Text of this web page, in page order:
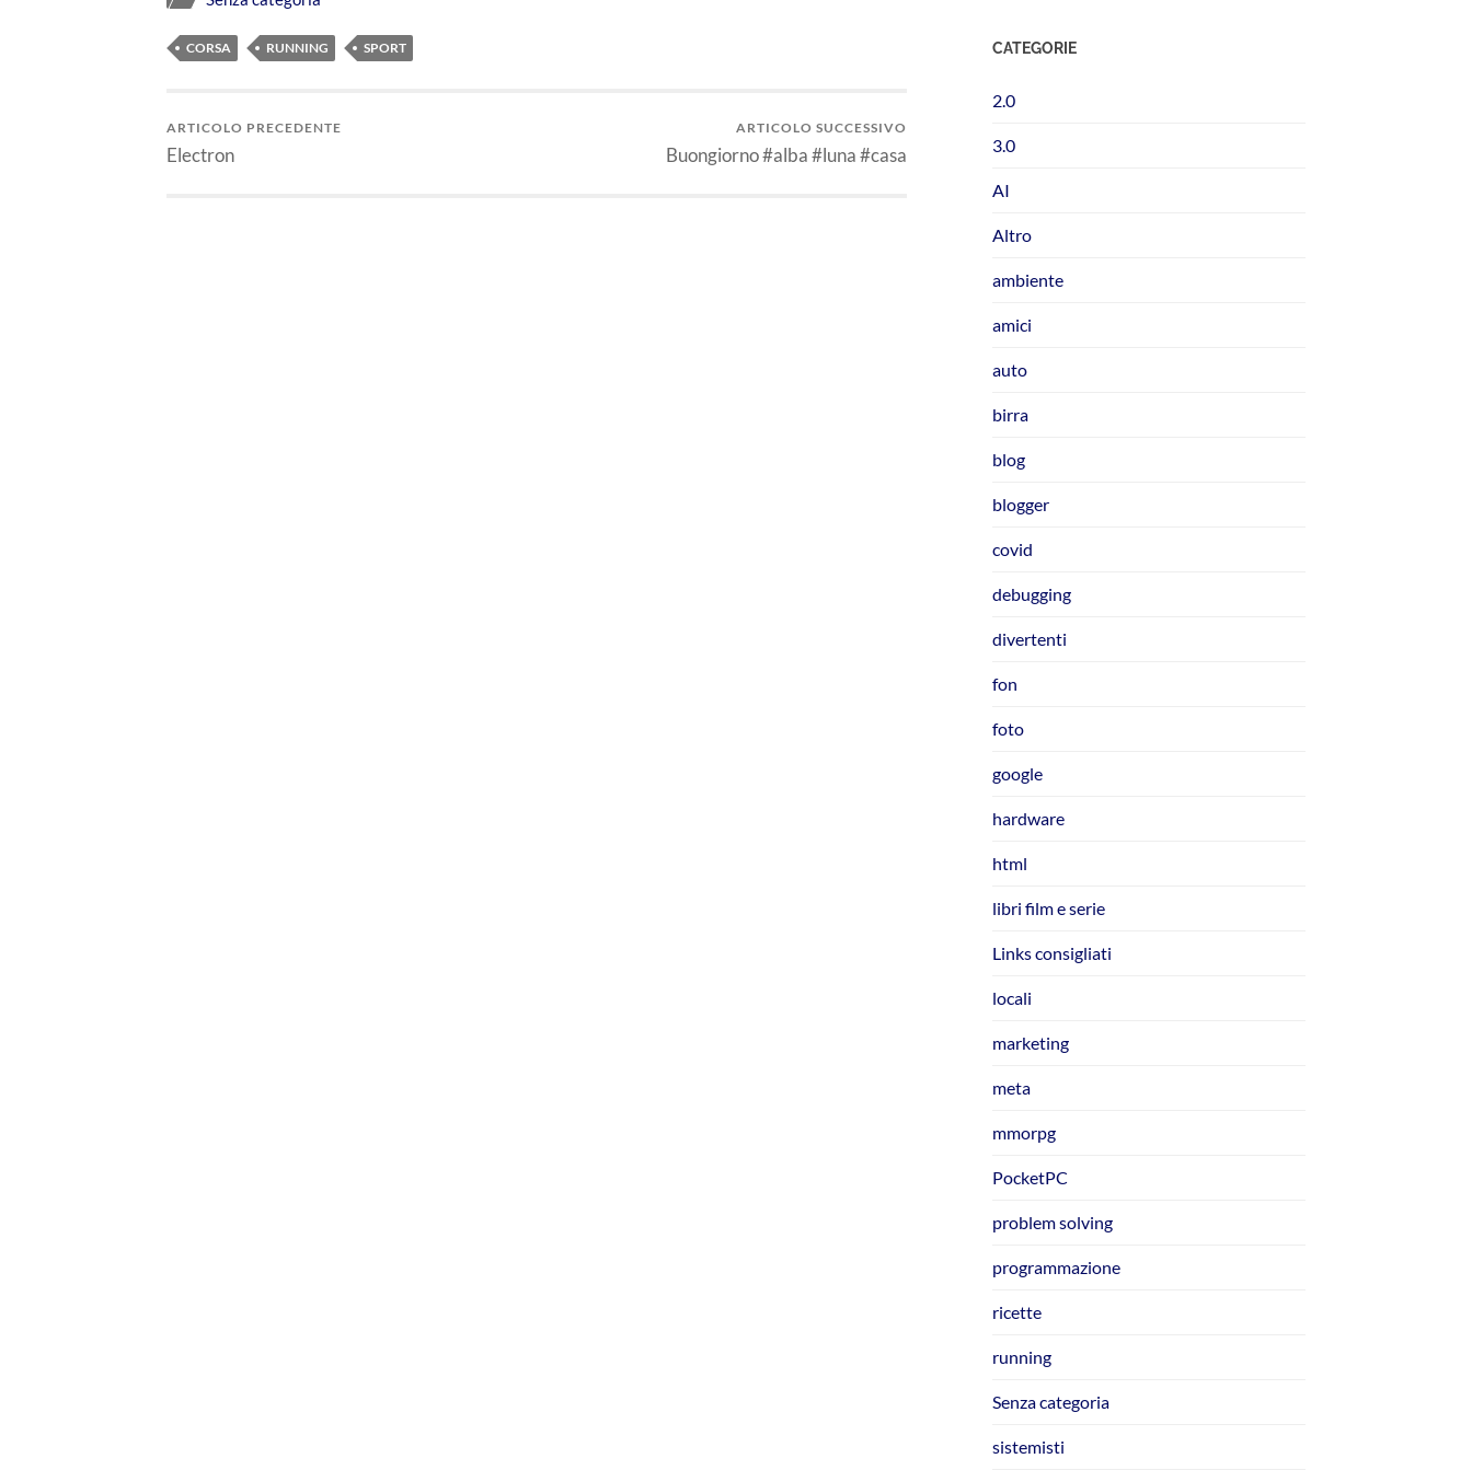
CORSA RUNNING SPORT
ARTICOLO PRECEDENTE
Electron
ARTICOLO SUCCESSIVO
Buongiorno #alba #luna #casa
CATEGORIE
2.0
3.0
AI
Altro
ambiente
amici
auto
birra
blog
blogger
covid
debugging
divertenti
fon
foto
google
hardware
html
libri film e serie
Links consigliati
locali
marketing
meta
mmorpg
PocketPC
problem solving
programmazione
ricette
running
Senza categoria
sistemisti